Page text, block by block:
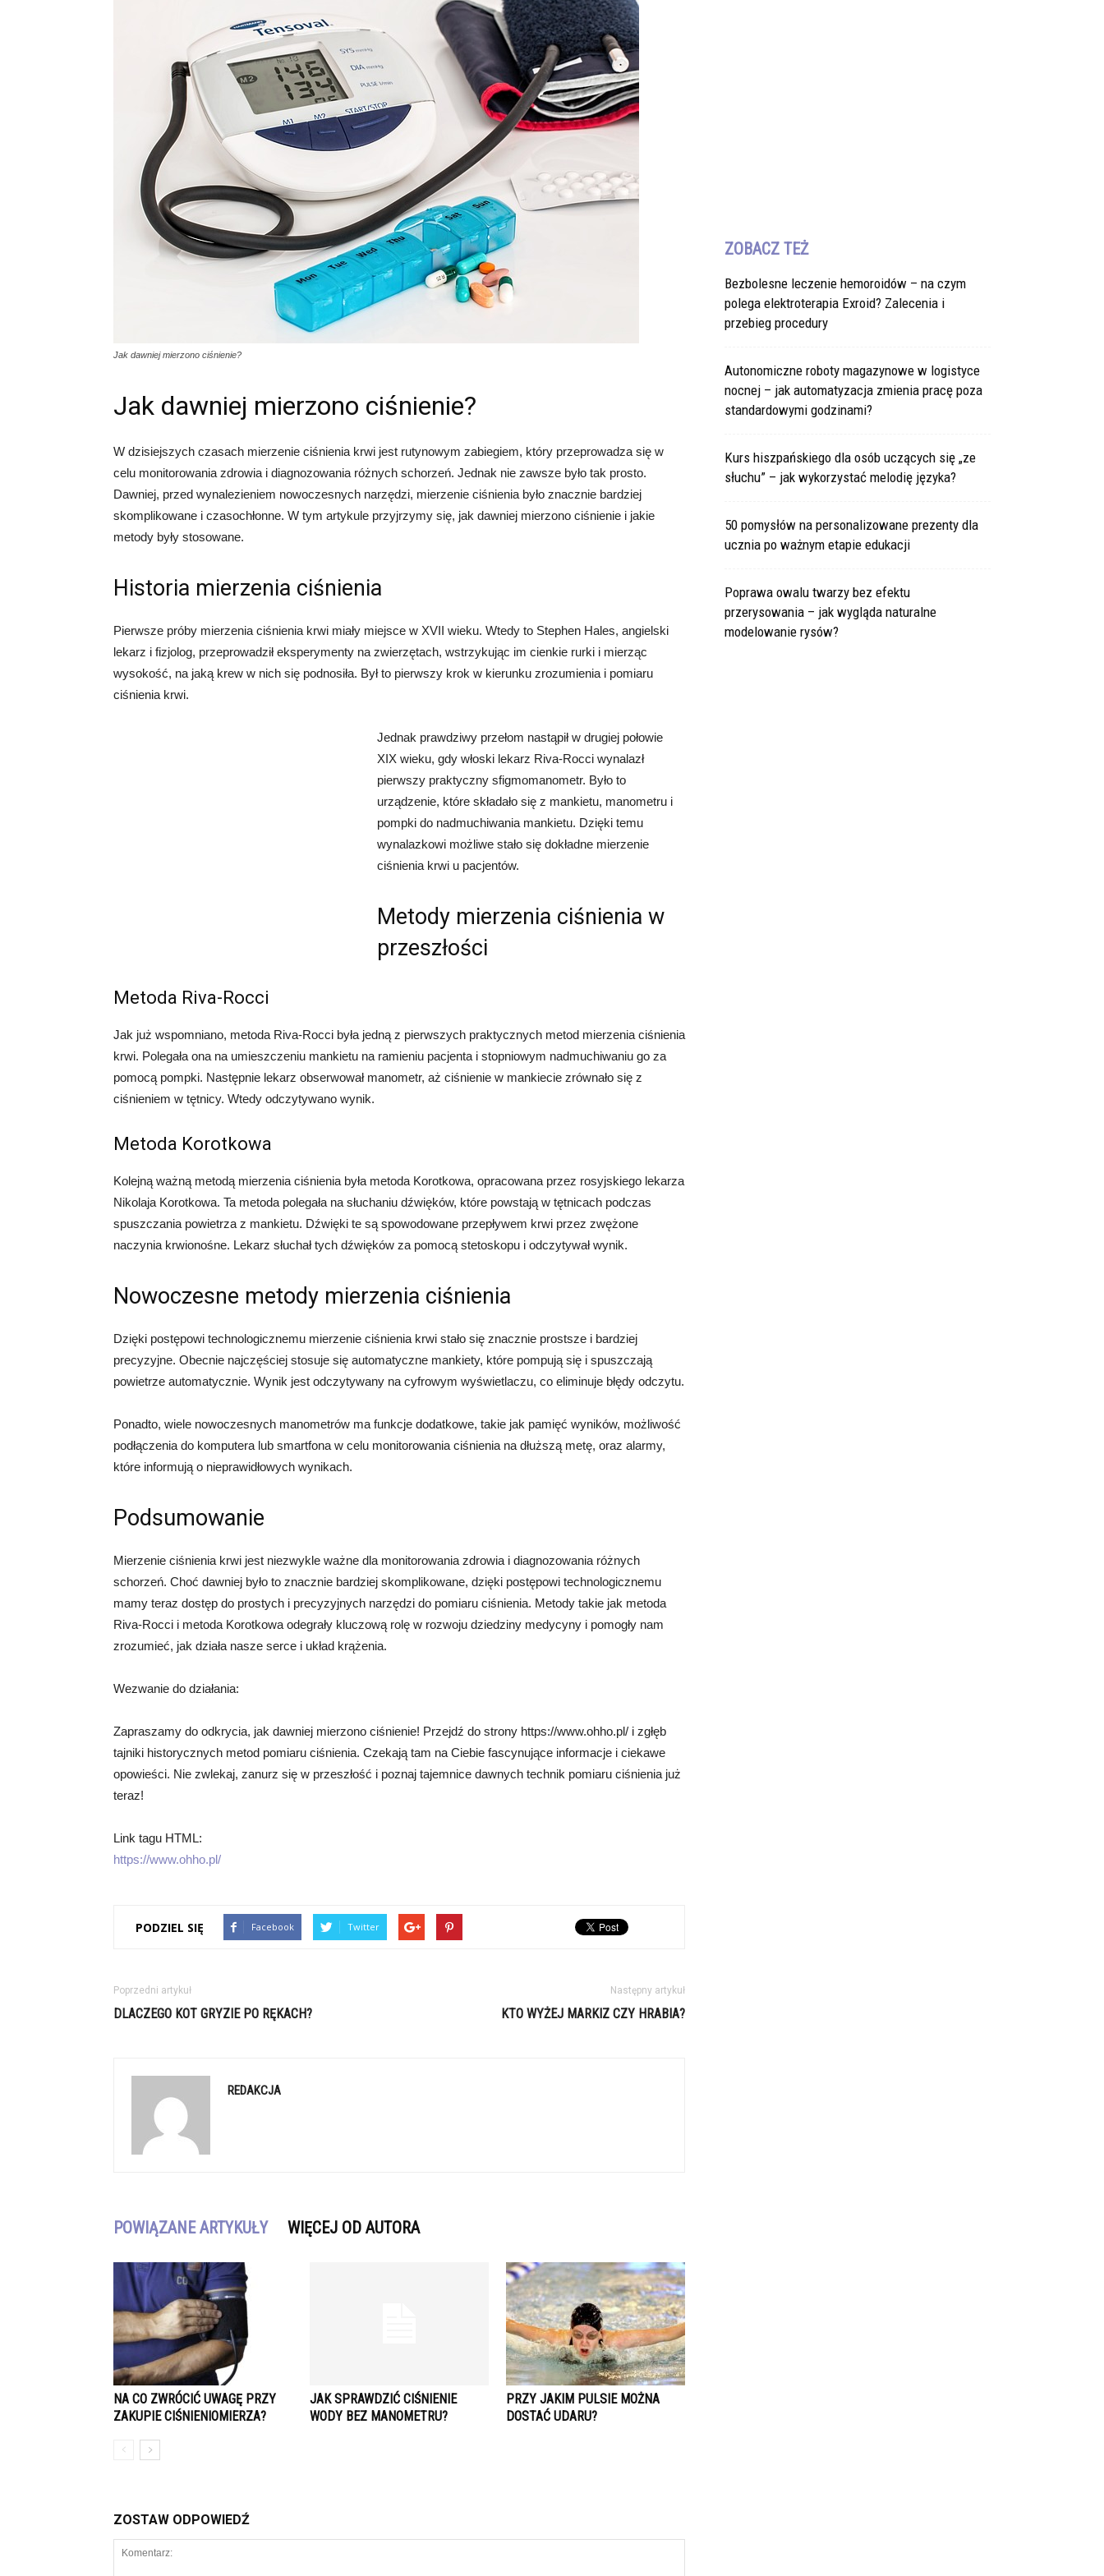
Jak dawniej mierzono ciśnienie?
Jak dawniej mierzono ciśnienie?
W dzisiejszych czasach mierzenie ciśnienia krwi jest rutynowym zabiegiem, który przeprowadza się w
celu monitorowania zdrowia i diagnozowania różnych schorzeń. Jednak nie zawsze było tak prosto.
Dawniej, przed wynalezieniem nowoczesnych narzędzi, mierzenie ciśnienia było znacznie bardziej
skomplikowane i czasochłonne. W tym artykule przyjrzymy się, jak dawniej mierzono ciśnienie i jakie
metody były stosowane.
Historia mierzenia ciśnienia
Pierwsze próby mierzenia ciśnienia krwi miały miejsce w XVII wieku. Wtedy to Stephen Hales, angielski
lekarz i fizjolog, przeprowadził eksperymenty na zwierzętach, wstrzykując im cienkie rurki i mierząc
wysokość, na jaką krew w nich się podnosiła. Był to pierwszy krok w kierunku zrozumienia i pomiaru
ciśnienia krwi.
Jednak prawdziwy przełom nastąpił w drugiej połowie
XIX wieku, gdy włoski lekarz Riva-Rocci wynalazł
pierwszy praktyczny sfigmomanometr. Było to
urządzenie, które składało się z mankietu, manometru i
pompki do nadmuchiwania mankietu. Dzięki temu
wynalazkowi możliwe stało się dokładne mierzenie
ciśnienia krwi u pacjentów.
Metody mierzenia ciśnienia w
przeszłości
Metoda Riva-Rocci
Jak już wspomniano, metoda Riva-Rocci była jedną z pierwszych praktycznych metod mierzenia ciśnienia
krwi. Polegała ona na umieszczeniu mankietu na ramieniu pacjenta i stopniowym nadmuchiwaniu go za
pomocą pompki. Następnie lekarz obserwował manometr, aż ciśnienie w mankiecie zrównało się z
ciśnieniem w tętnicy. Wtedy odczytywano wynik.
Metoda Korotkowa
Kolejną ważną metodą mierzenia ciśnienia była metoda Korotkowa, opracowana przez rosyjskiego lekarza
Nikolaja Korotkowa. Ta metoda polegała na słuchaniu dźwięków, które powstają w tętnicach podczas
spuszczania powietrza z mankietu. Dźwięki te są spowodowane przepływem krwi przez zwężone
naczynia krwionośne. Lekarz słuchał tych dźwięków za pomocą stetoskopu i odczytywał wynik.
Nowoczesne metody mierzenia ciśnienia
Dzięki postępowi technologicznemu mierzenie ciśnienia krwi stało się znacznie prostsze i bardziej
precyzyjne. Obecnie najczęściej stosuje się automatyczne mankiety, które pompują się i spuszczają
powietrze automatycznie. Wynik jest odczytywany na cyfrowym wyświetlaczu, co eliminuje błędy odczytu.
Ponadto, wiele nowoczesnych manometrów ma funkcje dodatkowe, takie jak pamięć wyników, możliwość
podłączenia do komputera lub smartfona w celu monitorowania ciśnienia na dłuższą metę, oraz alarmy,
które informują o nieprawidłowych wynikach.
Podsumowanie
Mierzenie ciśnienia krwi jest niezwykle ważne dla monitorowania zdrowia i diagnozowania różnych
schorzeń. Choć dawniej było to znacznie bardziej skomplikowane, dzięki postępowi technologicznemu
mamy teraz dostęp do prostych i precyzyjnych narzędzi do pomiaru ciśnienia. Metody takie jak metoda
Riva-Rocci i metoda Korotkowa odegrały kluczową rolę w rozwoju dziedziny medycyny i pomogły nam
zrozumieć, jak działa nasze serce i układ krążenia.
Wezwanie do działania:
Zapraszamy do odkrycia, jak dawniej mierzono ciśnienie! Przejdź do strony https://www.ohho.pl/ i zgłęb
tajniki historycznych metod pomiaru ciśnienia. Czekają tam na Ciebie fascynujące informacje i ciekawe
opowieści. Nie zwlekaj, zanurz się w przeszłość i poznaj tajemnice dawnych technik pomiaru ciśnienia już
teraz!
Link tagu HTML:
https://www.ohho.pl/
PODZIEL SIĘ Facebook Twitter
Poprzedni artykuł
DLACZEGO KOT GRYZIE PO RĘKACH?
Następny artykuł
KTO WYŻEJ MARKIZ CZY HRABIA?
REDAKCJA
POWIĄZANE ARTYKUŁY WIĘCEJ OD AUTORA
NA CO ZWRÓCIĆ UWAGĘ PRZY
ZAKUPIE CIŚNIENIOMIERZA?
JAK SPRAWDZIĆ CIŚNIENIE
WODY BEZ MANOMETRU?
PRZY JAKIM PULSIE MOŻNA
DOSTAĆ UDARU?
ZOSTAW ODPOWIEDŹ
ZOBACZ TEŻ
Bezbolesne leczenie hemoroidów – na czym
polega elektroterapia Exroid? Zalecenia i
przebieg procedury
Autonomiczne roboty magazynowe w logistyce
nocnej – jak automatyzacja zmienia pracę poza
standardowymi godzinami?
Kurs hiszpańskiego dla osób uczących się „ze
słuchu” – jak wykorzystać melodię języka?
50 pomysłów na personalizowane prezenty dla
ucznia po ważnym etapie edukacji
Poprawa owalu twarzy bez efektu
przerysowania – jak wygląda naturalne
modelowanie rysów?